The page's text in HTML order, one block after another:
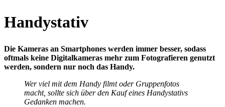
Handystativ
Die Kameras an Smartphones werden immer besser, sodass
oftmals keine Digitalkameras mehr zum Fotografieren genutzt
werden, sondern nur noch das Handy.
Wer viel mit dem Handy filmt oder Gruppenfotos
macht, sollte sich über den Kauf eines Handystativs
Gedanken machen.